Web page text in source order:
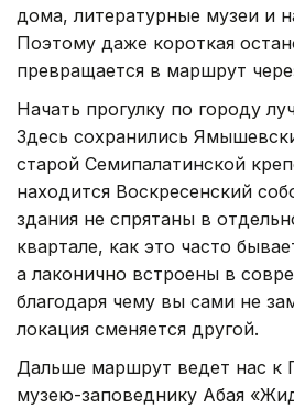
дома, литературные музеи и
Поэтому даже короткая
превращается в маршрут
Начать прогулку по городу
Здесь сохранились
старой Семипалатинской
находится Воскресенский
здания не спрятаны в
квартале, как это часто
а лаконично встроены в
благодаря чему вы сами не
локация сменяется другой.
Дальше маршрут ведет нас к
музею-заповеднику Абая